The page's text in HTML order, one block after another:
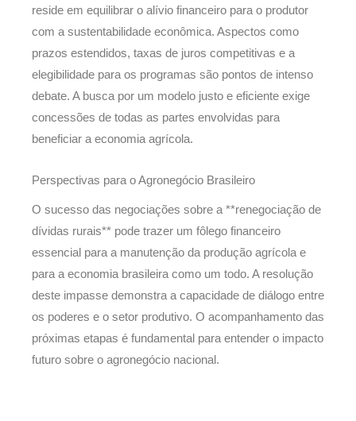
reside em equilibrar o alívio financeiro para o produtor
com a sustentabilidade econômica. Aspectos como
prazos estendidos, taxas de juros competitivas e a
elegibilidade para os programas são pontos de intenso
debate. A busca por um modelo justo e eficiente exige
concessões de todas as partes envolvidas para
beneficiar a economia agrícola.
Perspectivas para o Agronegócio Brasileiro
O sucesso das negociações sobre a **renegociação de
dívidas rurais** pode trazer um fôlego financeiro
essencial para a manutenção da produção agrícola e
para a economia brasileira como um todo. A resolução
deste impasse demonstra a capacidade de diálogo entre
os poderes e o setor produtivo. O acompanhamento das
próximas etapas é fundamental para entender o impacto
futuro sobre o agronegócio nacional.